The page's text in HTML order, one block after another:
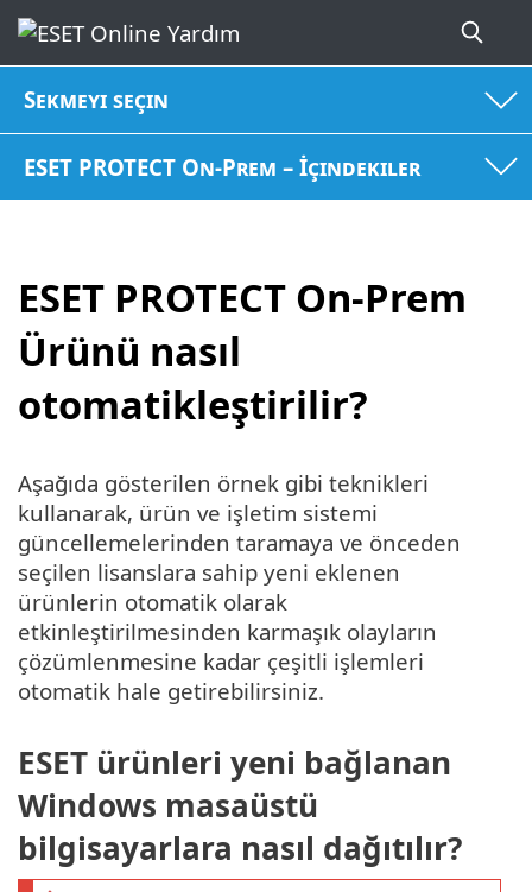
Sekmeyi seçin
ESET PROTECT On-Prem – İçindekiler
ESET PROTECT On-Prem
Ürünü nasıl
otomatikleştirilir?
Aşağıda gösterilen örnek gibi teknikleri
kullanarak, ürün ve işletim sistemi
güncellemelerinden taramaya ve önceden
seçilen lisanslara sahip yeni eklenen
ürünlerin otomatik olarak
etkinleştirilmesinden karmaşık olayların
çözümlenmesine kadar çeşitli işlemleri
otomatik hale getirebilirsiniz.
ESET ürünleri yeni bağlanan
Windows masaüstü
bilgisayarlara nasıl dağıtılır?